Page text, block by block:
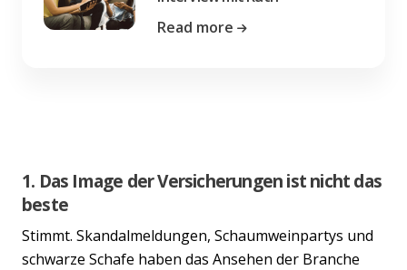
Read more
1. Das Image der Versicherungen ist nicht das
beste
Stimmt. Skandalmeldungen, Schaumweinpartys und
schwarze Schafe haben das Ansehen der Branche